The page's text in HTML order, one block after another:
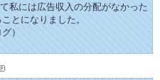
私には広告収入の分配がなかった
とになりました。
）